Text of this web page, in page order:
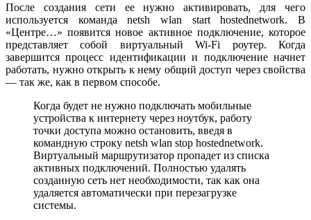
После создания сети ее нужно активировать, для чего
используется команда netsh wlan start hostednetwork. В
«Центре…» появится новое активное подключение, которое
представляет собой виртуальный Wi-Fi роутер. Когда
завершится процесс идентификации и подключение начнет
работать, нужно открыть к нему общий доступ через свойства
— так же, как в первом способе.
Когда будет не нужно подключать мобильные
устройства к интернету через ноутбук, работу
точки доступа можно остановить, введя в
командную строку netsh wlan stop hostednetwork.
Виртуальный маршрутизатор пропадет из списка
активных подключений. Полностью удалять
созданную сеть нет необходимости, так как она
удаляется автоматически при перезагрузке
системы.